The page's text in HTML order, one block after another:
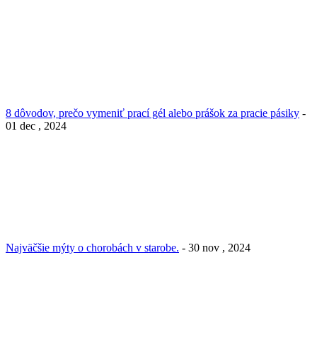
8 dôvodov, prečo vymeniť prací gél alebo prášok za pracie pásiky -
01 dec , 2024
Najväčšie mýty o chorobách v starobe. - 30 nov , 2024